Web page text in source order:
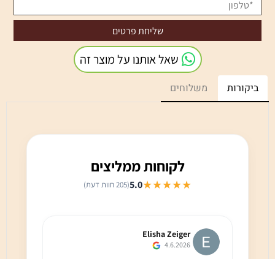
שאל אותנו על מוצר זה
ביקורות משלוחים
לקוחות ממליצים
★★★★★
5.0(205 חוות דעת)
Elisha Zeiger
4.6.2026